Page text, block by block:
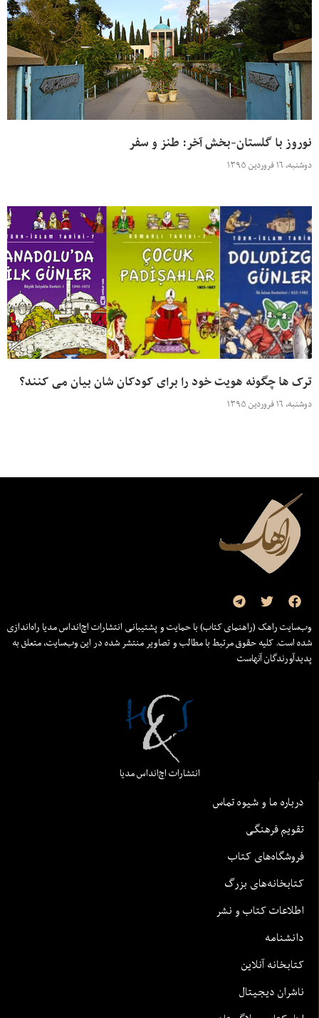
نوروز با گلستان-بخش آخر: طنز و سفر
دوشنبه، ۱۶ فروردین ۱۳۹۵
ترک ها چگونه هویت خود را برای کودکان شان بیان می کنند؟
دوشنبه، ۱۶ فروردین ۱۳۹۵
وب‌سایت راهک (راهنمای کتاب) با حمایت و پشتیبانی انتشارات اچ‌اند‌اس مدیا راه‌اندازی
شده است. کلیه حقوق مرتبط با مطالب و تصاویر منتشر شده در این وب‌سایت، متعلق به
پدیدآورندگان آنهاست
انتشارات اچ‌اند‌اس مدیا
درباره ما و شیوه تماس
تقویم فرهنگی
فروشگاه‌های کتاب
کتابخانه‌های بزرگ
اطلاعات کتاب و نشر
دانشنامه
کتابخانه آنلاین
ناشران دیجیتال